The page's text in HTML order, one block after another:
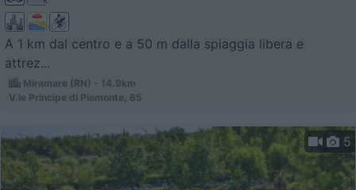
A 1 km dal centro e a 50 m dalla spiaggia libera e
attrez...
Miramare (RN) - 14.9km
V.le Principe di Piemonte, 65
5